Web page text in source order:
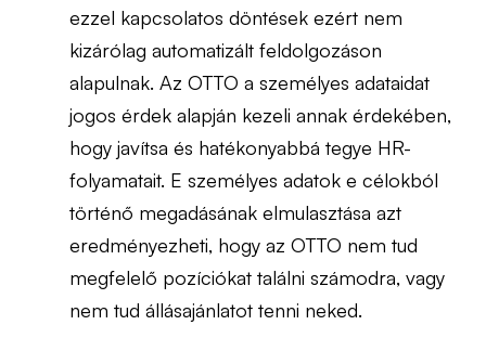
ezzel kapcsolatos döntések ezért nem
kizárólag automatizált feldolgozáson
alapulnak. Az OTTO a személyes adataidat
jogos érdek alapján kezeli annak érdekében,
hogy javítsa és hatékonyabbá tegye HR-
folyamatait. E személyes adatok e célokból
történő megadásának elmulasztása azt
eredményezheti, hogy az OTTO nem tud
megfelelő pozíciókat találni számodra, vagy
nem tud állásajánlatot tenni neked.